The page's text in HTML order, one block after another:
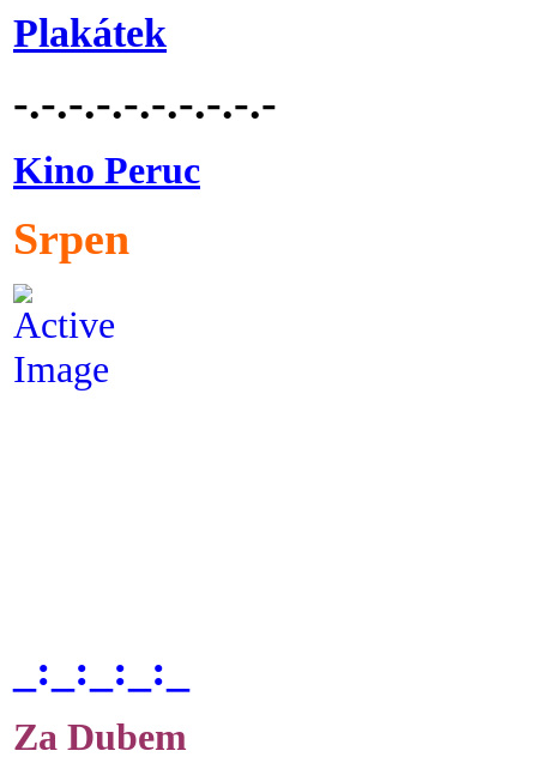
Plakátek
-.-.-.-.-.-.-.-.-.-
Kino Peruc
Srpen
_:_:_:_:_
Za Dubem